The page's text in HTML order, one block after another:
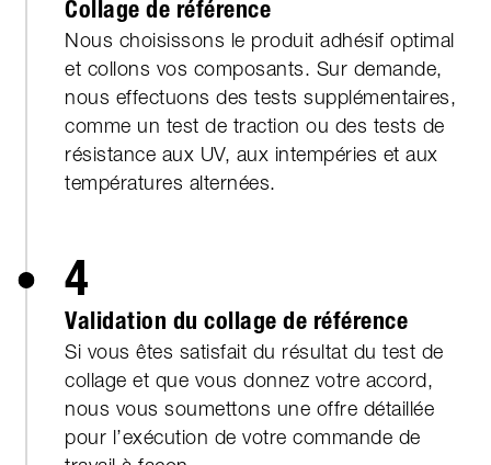
Collage de référence
Nous choisissons le produit adhésif optimal
et collons vos composants. Sur demande,
nous effectuons des tests supplémentaires,
comme un test de traction ou des tests de
résistance aux UV, aux intempéries et aux
températures alternées.
4
Validation du collage de référence
Si vous êtes satisfait du résultat du test de
collage et que vous donnez votre accord,
nous vous soumettons une offre détaillée
pour l’exécution de votre commande de